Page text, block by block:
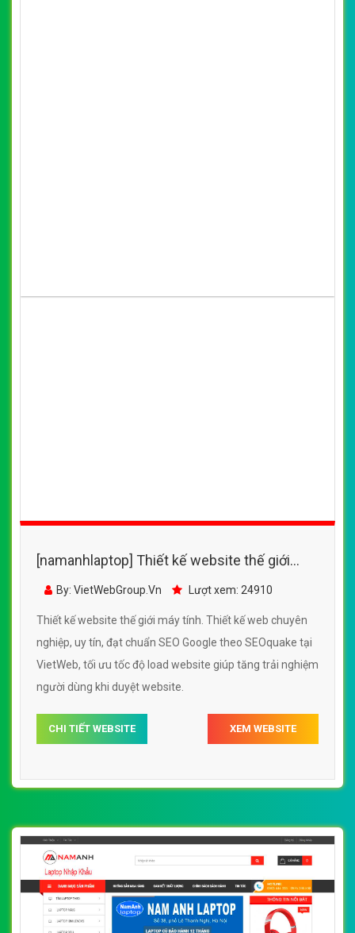
[namanhlaptop] Thiết kế website thế giới
máy tính đẹp, chuyên nghiệp chuẩn SEO
By: VietWebGroup.Vn Lượt xem: 24910
Thiết kế website thế giới máy tính. Thiết kế web chuyên
nghiệp, uy tín, đạt chuẩn SEO Google theo SEOquake tại
VietWeb, tối ưu tốc độ load website giúp tăng trải nghiệm
người dùng khi duyệt website.
CHI TIẾT WEBSITE XEM WEBSITE